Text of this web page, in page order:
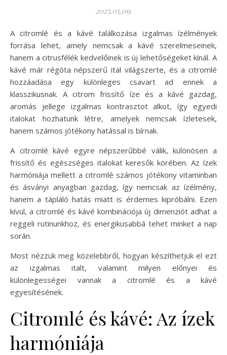
2025.05.09.
A citromlé és a kávé találkozása izgalmas ízélmények
forrása lehet, amely nemcsak a kávé szerelmeseinek,
hanem a citrusfélék kedvelőinek is új lehetőségeket kínál. A
kávé már régóta népszerű ital világszerte, és a citromlé
hozzáadása egy különleges csavart ad ennek a
klasszikusnak. A citrom frissítő íze és a kávé gazdag,
aromás jellege izgalmas kontrasztot alkot, így egyedi
italokat hozhatunk létre, amelyek nemcsak ízletesek,
hanem számos jótékony hatással is bírnak.
A citromlé kávé egyre népszerűbbé válik, különösen a
frissítő és egészséges italokat keresők körében. Az ízek
harmóniája mellett a citromlé számos jótékony vitaminban
és ásványi anyagban gazdag, így nemcsak az ízélmény,
hanem a tápláló hatás miatt is érdemes kipróbálni. Ezen
kívül, a citromlé és kávé kombinációja új dimenziót adhat a
reggeli rutinunkhoz, és energikusabbá tehet minket a nap
során.
Most nézzük meg közelebbről, hogyan készíthetjük el ezt
az izgalmas italt, valamint milyen előnyei és
különlegességei vannak a citromlé és a kávé
egyesítésének.
Citromlé és kávé: Az ízek
harmóniája